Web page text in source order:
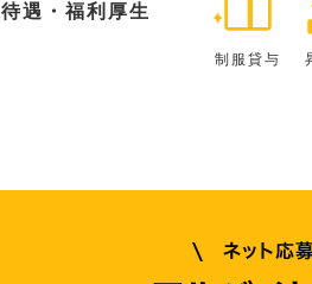
待遇・福利厚生
制服貸与